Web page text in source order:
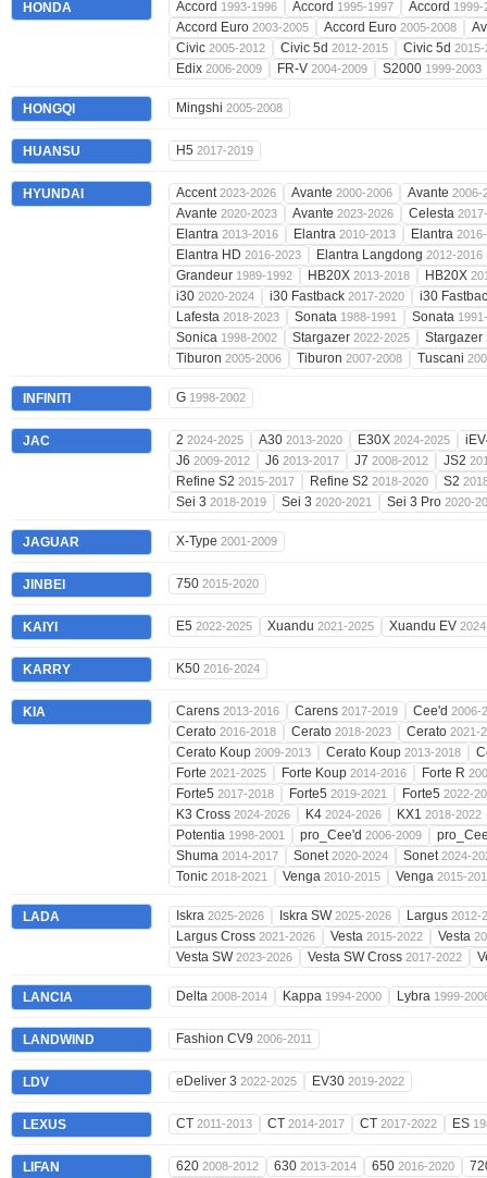
HONDA Accord 1993-1996 Accord 1995-1997 Accord 1999-
Accord Euro 2003-2005 Accord Euro 2005-2008
Civic 2005-2012 Civic 5d 2012-2015 Civic 5d 2015-
Edix 2006-2009 FR-V 2004-2009 S2000 1999-2003
HONGQI Mingshi 2005-2008
HUANSU H5 2017-2019
HYUNDAI Accent2023-2026 Avante 2000-2006 Avante 2006-
Avante 2020-2023 Avante 2023-2026 Celesta
Elantra 2013-2016 Elantra 2010-2013 Elantra
Elantra HD 2016-2023 Elantra Langdong 2012-2016
Grandeur 1989-1992 HB20X 2013-2018 HB20X
i30 2020-2024 i30 Fastback 2017-2020
i30
Lafesta 2018-2023 Sonata 1988-1991 Sonata
Sonica 1998-2002 Stargazer 2022-2025 Stargazer
Tiburon 2005-2006 Tiburon 2007-2008 Tuscani
INFINITI G 1998-2002
JAC 2 2024-2025 A30 2013-2020 E30X 2024-2025
J6 2009-2012 J6 2013-2017 J7 2008-2012 JS2
Refine S2 2015-2017 Refine S2 2018-2020 S2
Sei 3 2018-2019 Sei 3 2020-2021 Sei 3 Pro 2020-
JAGUAR X-Type 2001-2009
JINBEI 750 2015-2020
KAIYI E5 2022-2025 Xuandu 2021-2025 Xuandu EV
KARRY K50 2016-2024
KIA Carens 2013-2016 Carens 2017-2019 Cee'd 2006-
Cerato 2016-2018 Cerato 2018-2023 Cerato 2021-
Cerato Koup 2009-2013 Cerato Koup 2013-2018
Forte 2021-2025 Forte Koup 2014-2016 Forte R
Forte5 2017-2018 Forte5 2019-2021 Forte5 2022-
K3 Cross 2024-2026 K4 2024-2026 KX1 2018-2022
Potentia 1998-2001 pro_Cee'd 2006-2009
Shuma 2014-2017 Sonet2020-2024 Sonet2024-
Tonic 2018-2021 Venga 2010-2015 Venga 2015-
LADA Iskra 2025-2026 Iskra SW2025-2026 Largus 2012-
Largus Cross 2021-2026 Vesta 2015-2022 Vesta
Vesta SW2023-2026 Vesta SW Cross 2017-2022
LANCIA Delta 2008-2014 Kappa 1994-2000 Lybra 1999-
LANDWIND Fashion CV9 2006-2011
LDV eDeliver 3 2022-2025 EV30 2019-2022
LEXUS CT 2011-2013 CT 2014-2017 CT 2017-2022 ES
LIFAN 620 2008-2012 630 2013-2014 650 2016-2020